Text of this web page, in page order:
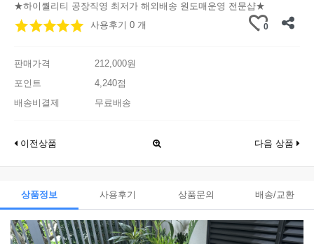
★하이퀄리티 공장직영 최저가 해외배송 원도매운영 전문샵★
사용후기 0 개
0
판매가격
212,000원
포인트
4,240점
배송비결제
무료배송
이전상품 다음 상품
상품정보 사용후기 상품문의 배송/교환